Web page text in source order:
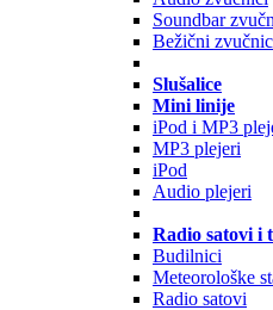
Soundbar
Bežični
Slušalice
Mini linije
iPod i MP3
MP3 plejeri
iPod
Audio plejeri
Radio satovi i
Budilnici
Meteorološke
Radio satovi